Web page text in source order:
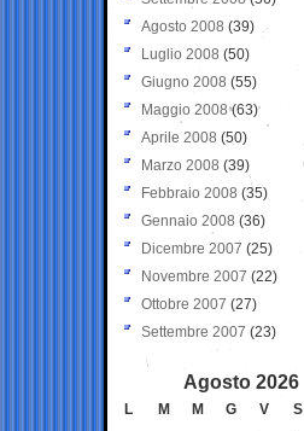
Agosto 2008 (39)
Luglio 2008 (50)
Giugno 2008 (55)
Maggio 2008(63)
Aprile 2008 (50)
Marzo 2008 (39)
Febbraio 2008 (35)
Gennaio 2008 (36)
Dicembre 2007 (25)
Novembre 2007 (22)
Ottobre 2007 (27)
Settembre 2007 (23)
Agosto 2026
L M M G V S